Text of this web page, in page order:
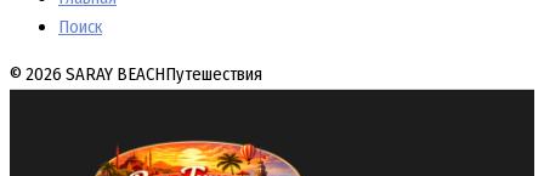
Поиск
© 2026 SARAY BEACHПутешествия